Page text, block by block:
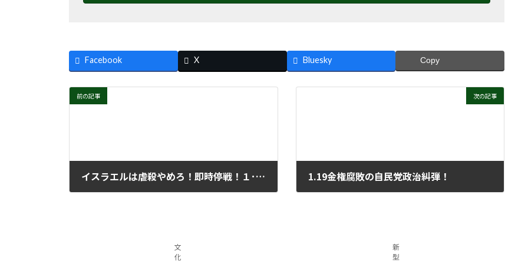
Facebook X Bluesky Copy
前の記事
イスラエルは虐殺やめろ！即時停戦！１･13イスラエル大使館前行動
次の記事
1.19金権腐敗の自民党政治糾弾！
文
化
新
型